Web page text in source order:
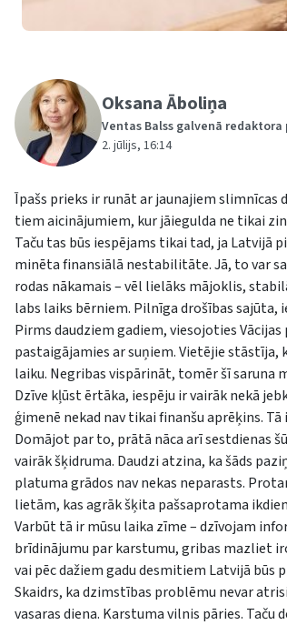
Oksana Āboliņa
Ventas Balss galvenā redaktora
2. jūlijs, 16:14
Īpašs prieks ir runāt ar jaunajiem slimnīcas
tiem aicinājumiem, kur jāiegulda ne tikai
Taču tas būs iespējams tikai tad, ja Latvijā
minēta finansiālā nestabilitāte. Jā, to var
rodas nākamais – vēl lielāks mājoklis,
labs laiks bērniem. Pilnīga drošības sajūta,
Pirms daudziem gadiem, viesojoties
pastaigājamies ar suņiem. Vietējie stāstīja,
laiku. Negribas vispārināt, tomēr šī saruna
Dzīve kļūst ērtāka, iespēju ir vairāk nekā
ģimenē nekad nav tikai finanšu aprēķins.
Domājot par to, prātā nāca arī sestdienas
vairāk šķidruma. Daudzi atzina, ka šāds
platuma grādos nav nekas neparasts.
lietām, kas agrāk šķita pašsaprotama
Varbūt tā ir mūsu laika zīme – dzīvojam
brīdinājumu par karstumu, gribas mazliet
vai pēc dažiem gadu desmitiem Latvijā būs
Skaidrs, ka dzimstības problēmu nevar
vasaras diena. Karstuma vilnis pāries.